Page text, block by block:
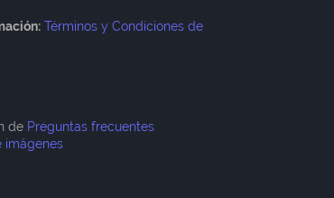
Términos y Condiciones de
de Preguntas frecuentes
imágenes